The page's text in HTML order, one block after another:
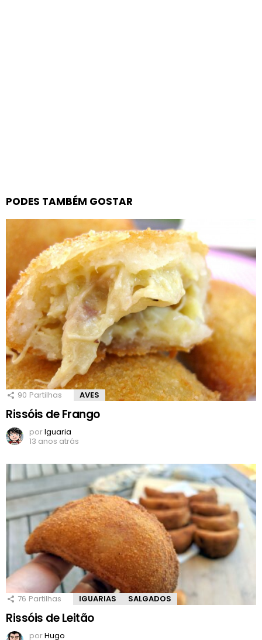
PODES TAMBÉM GOSTAR
90 Partilhas AVES
Rissóis de Frango
porIguaria
13 anos atrás
76 Partilhas IGUARIAS SALGADOS
Rissóis de Leitão
porHugo